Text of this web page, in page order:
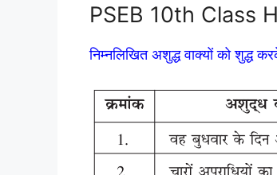
PSEB 10th Class
निम्नलिखित अशुद्ध वाक्यों को शुद्ध